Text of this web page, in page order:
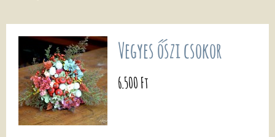
Vegyes őszi csokor
6.500 Ft